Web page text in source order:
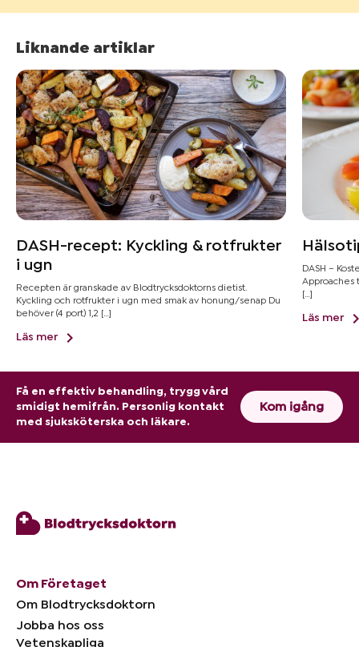
Liknande artiklar
DASH-recept: Kyckling & rotfrukter
i ugn
Recepten är granskade av Blodtrycksdoktorns dietist.
Kyckling och rotfrukter i ugn med smak av honung/senap Du
behöver (4 port) 1,2 […]
Läs mer
DASH –
Approaches
[…]
Läs mer
Få en effektiv behandling, trygg vård
smidigt hemifrån. Personlig kontakt
med sjuksköterska och läkare.
Kom igång
Om Företaget
Om Blodtrycksdoktorn
Jobba hos oss
Vetenskapliga